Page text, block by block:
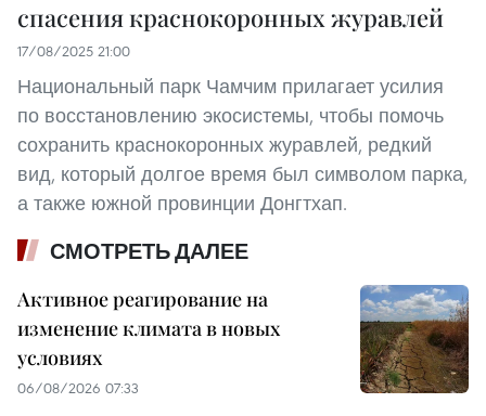
спасения краснокоронных журавлей
17/08/2025 21:00
Национальный парк Чамчим прилагает усилия
по восстановлению экосистемы, чтобы помочь
сохранить краснокоронных журавлей, редкий
вид, который долгое время был символом парка,
а также южной провинции Донгтхап.
СМОТРЕТЬ ДАЛЕЕ
Активное реагирование на
изменение климата в новых
условиях
06/08/2026 07:33